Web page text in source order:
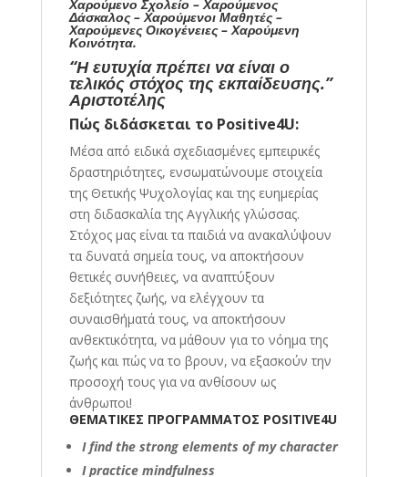
Χαρούμενο Σχολείο – Χαρούμενος
Δάσκαλος – Χαρούμενοι Μαθητές –
Χαρούμενες Οικογένειες – Χαρούμενη
Κοινότητα.
“Η ευτυχία πρέπει να είναι ο
τελικός στόχος της εκπαίδευσης.”
Αριστοτέλης
Πώς διδάσκεται το Positive4U:
Μέσα από ειδικά σχεδιασμένες εμπειρικές
δραστηριότητες, ενσωματώνουμε στοιχεία
της Θετικής Ψυχολογίας και της ευημερίας
στη διδασκαλία της Αγγλικής γλώσσας.
Στόχος μας είναι τα παιδιά να ανακαλύψουν
τα δυνατά σημεία τους, να αποκτήσουν
θετικές συνήθειες, να αναπτύξουν
δεξιότητες ζωής, να ελέγχουν τα
συναισθήματά τους, να αποκτήσουν
ανθεκτικότητα, να μάθουν για το νόημα της
ζωής και πώς να το βρουν, να εξασκούν την
προσοχή τους για να ανθίσουν ως
άνθρωποι!
ΘΕΜΑΤΙΚΕΣ ΠΡΟΓΡΑΜΜΑΤΟΣ POSITIVE4U
I find the strong elements of my character
I practice mindfulness